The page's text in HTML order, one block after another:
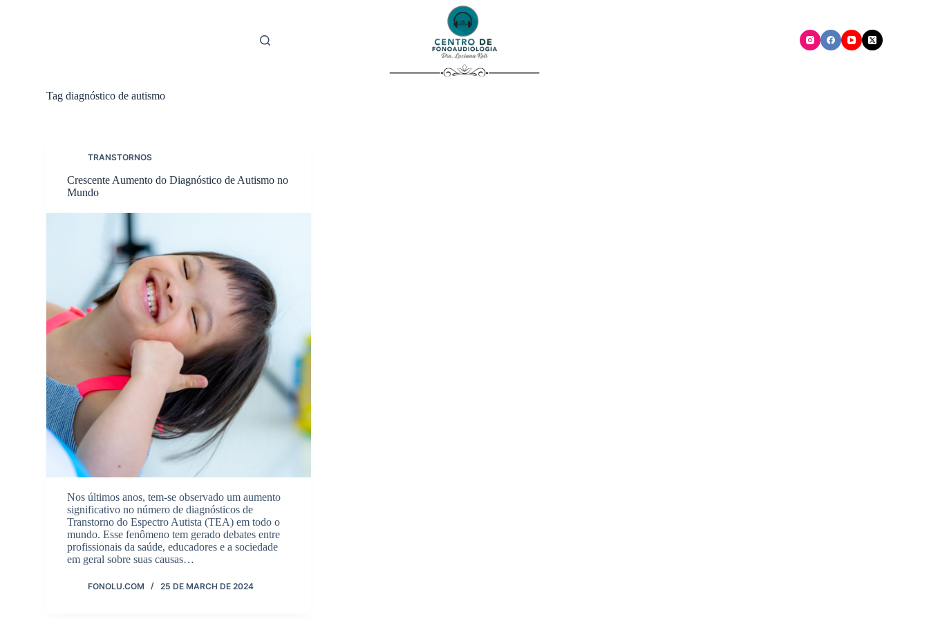
Tag diagnóstico de autismo
TRANSTORNOS
Crescente Aumento do Diagnóstico de Autismo no
Mundo
Nos últimos anos, tem-se observado um aumento
significativo no número de diagnósticos de
Transtorno do Espectro Autista (TEA) em todo o
mundo. Esse fenômeno tem gerado debates entre
profissionais da saúde, educadores e a sociedade
em geral sobre suas causas…
FONOLU.COM 25 DE MARCH DE 2024